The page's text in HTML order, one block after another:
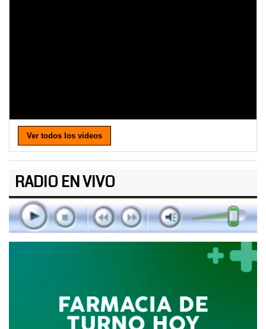
Ver todos los videos
RADIO EN VIVO